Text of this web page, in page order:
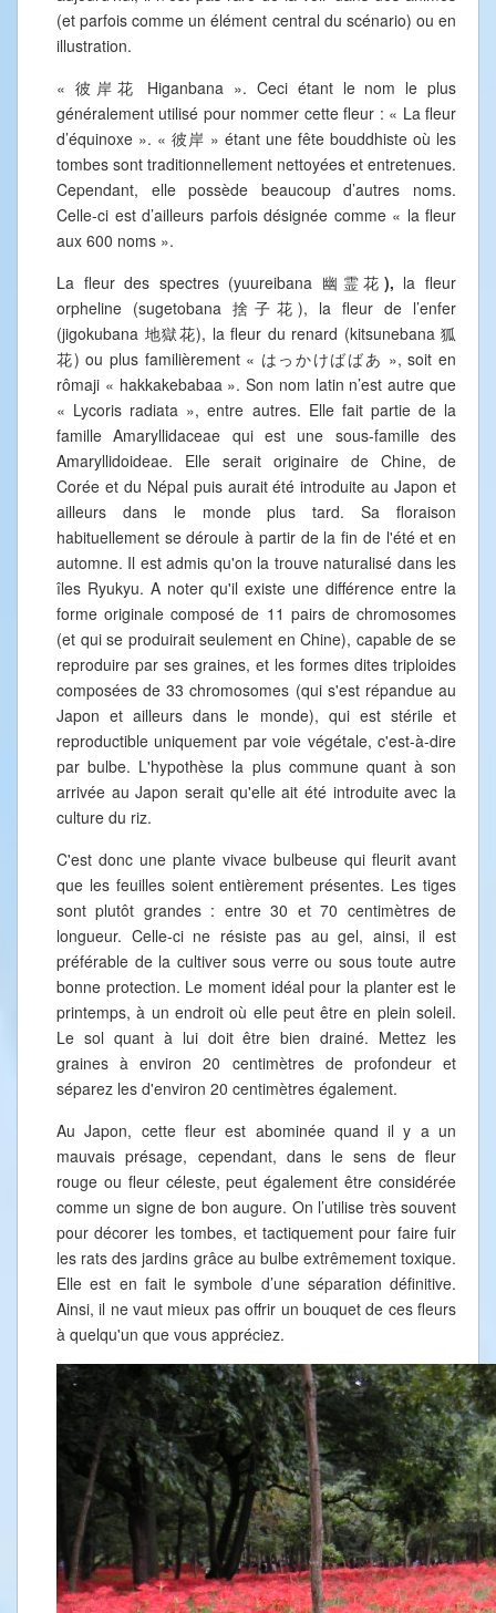
(et parfois comme un élément central du scénario) ou en
illustration.
« 彼岸花 Higanbana ». Ceci étant le nom le plus
généralement utilisé pour nommer cette fleur : « La fleur
d’équinoxe ». « 彼岸 » étant une fête bouddhiste où les
tombes sont traditionnellement nettoyées et entretenues.
Cependant, elle possède beaucoup d’autres noms.
Celle-ci est d’ailleurs parfois désignée comme « la fleur
aux 600 noms ».
La fleur des spectres (yuureibana 幽霊花 ), la fleur
orpheline (sugetobana 捨子花), la fleur de l’enfer
(jigokubana 地獄花), la fleur du renard (kitsunebana 狐
花) ou plus familièrement « はっかけばばあ », soit en
rômaji « hakkakebabaa ». Son nom latin n’est autre que
« Lycoris radiata », entre autres. Elle fait partie de la
famille Amaryllidaceae qui est une sous-famille des
Amaryllidoideae. Elle serait originaire de Chine, de
Corée et du Népal puis aurait été introduite au Japon et
ailleurs dans le monde plus tard. Sa floraison
habituellement se déroule à partir de la fin de l'été et en
automne. Il est admis qu'on la trouve naturalisé dans les
îles Ryukyu. A noter qu'il existe une différence entre la
forme originale composé de 11 pairs de chromosomes
(et qui se produirait seulement en Chine), capable de se
reproduire par ses graines, et les formes dites triploides
composées de 33 chromosomes (qui s'est répandue au
Japon et ailleurs dans le monde), qui est stérile et
reproductible uniquement par voie végétale, c'est-à-dire
par bulbe. L'hypothèse la plus commune quant à son
arrivée au Japon serait qu'elle ait été introduite avec la
culture du riz.
C'est donc une plante vivace bulbeuse qui fleurit avant
que les feuilles soient entièrement présentes. Les tiges
sont plutôt grandes : entre 30 et 70 centimètres de
longueur. Celle-ci ne résiste pas au gel, ainsi, il est
préférable de la cultiver sous verre ou sous toute autre
bonne protection. Le moment idéal pour la planter est le
printemps, à un endroit où elle peut être en plein soleil.
Le sol quant à lui doit être bien drainé. Mettez les
graines à environ 20 centimètres de profondeur et
séparez les d'environ 20 centimètres également.
Au Japon, cette fleur est abominée quand il y a un
mauvais présage, cependant, dans le sens de fleur
rouge ou fleur céleste, peut également être considérée
comme un signe de bon augure. On l’utilise très souvent
pour décorer les tombes, et tactiquement pour faire fuir
les rats des jardins grâce au bulbe extrêmement toxique.
Elle est en fait le symbole d’une séparation définitive.
Ainsi, il ne vaut mieux pas offrir un bouquet de ces fleurs
à quelqu'un que vous appréciez.